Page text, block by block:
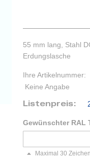
55 mm lang, Stahl
Erdungslasche
Ihre Artikelnummer:
Keine Angabe
Listenpreis:
Gewünschter RAL
Maximal 30 Zeichen